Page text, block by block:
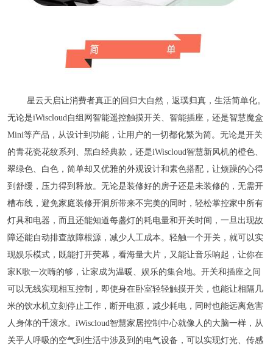
星云天启让消费者真正的回归大自然，返璞归真，生活简单化。
无论是iWiscloud自组网智能遥控触摸开关、智能插座，还是智慧魔盒
Mini等产品，从设计到功能，让用户的一切都化繁为简。无论是开关
的青花瓷花纹系列、黑白经典款，还是iWiscloud智慧新风机的橙色、
翠绿色、白色，简单却又优雅的外观设计和素色搭配，让烦躁的心得
到舒缓，压力得到释放。无论是装修好的房子还是未装修的，无需开
槽布线，避免家庭装修开洞所带来不完美的同时，轻松掌控家中所有
灯具和电器，而且还能知道每盏灯的耗电量和开关时间，一旦出现故
障还能自动排查故障根源，减少人工成本。轻触一个开关，就可以实
现娱乐模式，既能打开荧幕，看海量大片，又能让音乐响起，让你在
家K歌一次嗨的够，让家成为温暖、娱乐的集合地。开关和插座之间
可以无线实现相互控制，即使身在卧室轻轻触摸开关，也能让相隔几
米的饮水机立刻停止工作，断开电源，减少耗电，同时也能远离危害
人身体的千滚水。iWiscloud智慧家居控制中心就像人的大脑一样，从
关乎人呼吸的空气到生活中涉及到的电气设备，可以实现灯光、传感